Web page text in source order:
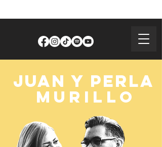
murillo
juan y perla